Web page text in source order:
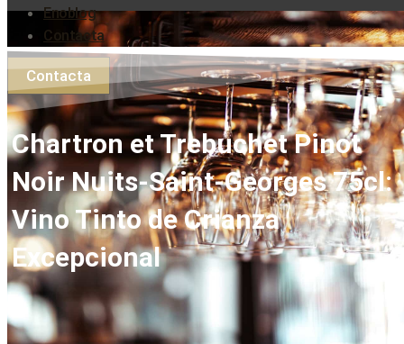
Enoblog
Contacta
Contacta
Chartron et Trebuchet Pinot
Noir Nuits-Saint-Georges 75cl:
Vino Tinto de Crianza
Excepcional